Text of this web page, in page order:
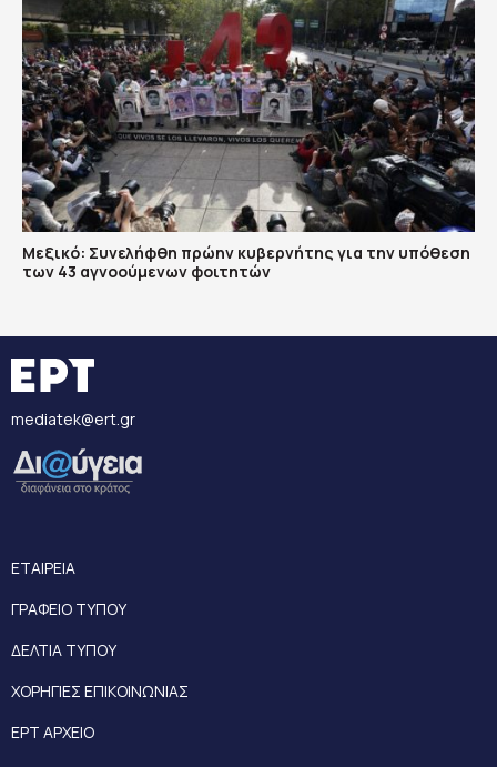
Μεξικό: Συνελήφθη πρώην κυβερνήτης για την υπόθεση
των 43 αγνοούμενων φοιτητών
mediatek@ert.gr
ΕΤΑΙΡΕΙΑ
ΓΡΑΦΕΙΟ ΤΥΠΟΥ
ΔΕΛΤΙΑ ΤΥΠΟΥ
ΧΟΡΗΓΙΕΣ ΕΠΙΚΟΙΝΩΝΙΑΣ
ΕΡΤ ΑΡΧΕΙΟ